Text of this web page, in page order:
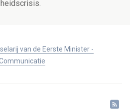
van de Eerste Minister -